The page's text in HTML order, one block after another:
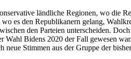
ländliche Regionen, wo die
es den Republikanern gelang,
den Parteien unterscheiden.
Bidens 2020 der Fall gewesen
neue Stimmen aus der Gruppe der